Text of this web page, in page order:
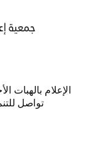
الإعلام بالهبات
تواصل للتنمية